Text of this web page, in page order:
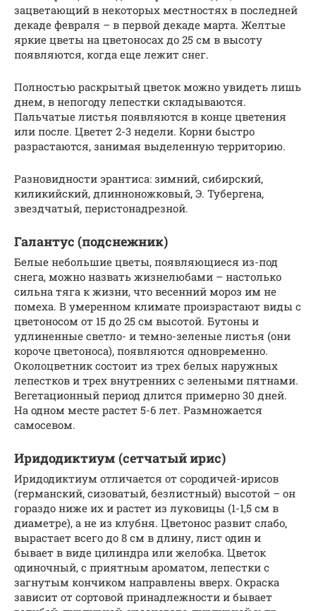
зацветающий в некоторых местностях в последней
декаде февраля – в первой декаде марта. Желтые
яркие цветы на цветоносах до 25 см в высоту
появляются, когда еще лежит снег.
Полностью раскрытый цветок можно увидеть лишь
днем, в непогоду лепестки складываются.
Пальчатые листья появляются в конце цветения
или после. Цветет 2-3 недели. Корни быстро
разрастаются, занимая выделенную территорию.
Разновидности эрантиса: зимний, сибирский,
киликийский, длинноножковый, Э. Тубергена,
звездчатый, перистонадрезной.
Галантус (подснежник)
Белые небольшие цветы, появляющиеся из-под
снега, можно назвать жизнелюбами – настолько
сильна тяга к жизни, что весенний мороз им не
помеха. В умеренном климате произрастают виды с
цветоносом от 15 до 25 см высотой. Бутоны и
удлиненные светло- и темно-зеленые листья (они
короче цветоноса), появляются одновременно.
Околоцветник состоит из трех белых наружных
лепестков и трех внутренних с зелеными пятнами.
Вегетационный период длится примерно 30 дней.
На одном месте растет 5-6 лет. Размножается
самосевом.
Иридодиктиум (сетчатый ирис)
Иридодиктиум отличается от сородичей-ирисов
(германский, сизоватый, безлистный) высотой – он
гораздо ниже их и растет из луковицы (1-1,5 см в
диаметре), а не из клубня. Цветонос развит слабо,
вырастает всего до 8 см в длину, лист один и
бывает в виде цилиндра или желобка. Цветок
одиночный, с приятным ароматом, лепестки с
загнутым кончиком направлены вверх. Окраска
зависит от сортовой принадлежности и бывает